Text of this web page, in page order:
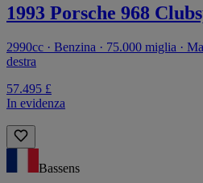
1993 Porsche 968
2990cc · Benzina · 75.000 miglia ·
destra
57.495 £
In evidenza
Bassens